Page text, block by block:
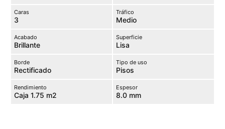
Caras
3
Tráfico
Medio
Acabado
Brillante
Superficie
Lisa
Borde
Rectificado
Tipo de uso
Pisos
Rendimiento
Caja 1.75 m2
Espesor
8.0 mm